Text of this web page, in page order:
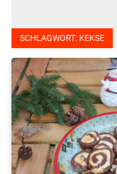
SCHLAGWORT: KEKSE